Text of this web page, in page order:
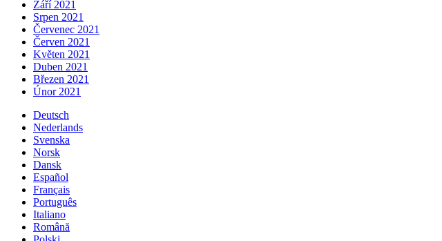
Září 2021
Srpen 2021
Červenec 2021
Červen 2021
Květen 2021
Duben 2021
Březen 2021
Únor 2021
Deutsch
Nederlands
Svenska
Norsk
Dansk
Español
Français
Português
Italiano
Română